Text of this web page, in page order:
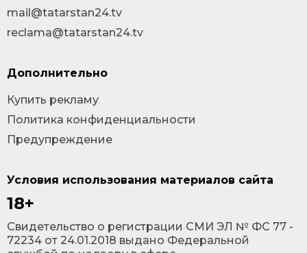
Условия использования материалов сайта
18+
Cвидетельство о регистрации СМИ ЭЛ № ФС 77 -
72234 от 24.01.2018 выдано Федеральной
mail@tatarstan24.tv
reclama@tatarstan24.tv
Дополнительно
Купить рекламу
Политика конфиденциальности
Предупреждение